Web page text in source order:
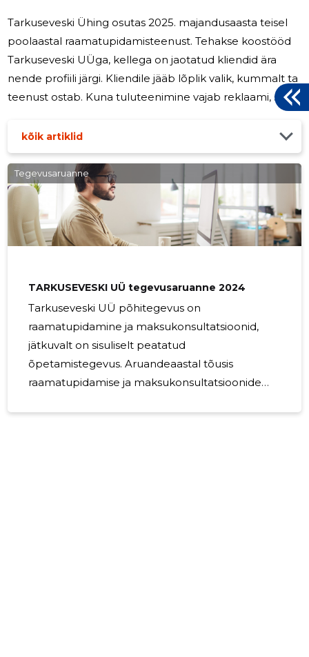
Tarkuseveski Ühing osutas 2025. majandusaasta teisel
poolaastal raamatupidamisteenust. Tehakse koostööd
Tarkuseveski UÜga, kellega on jaotatud kliendid ära
nende profiili järgi. Kliendile jääb lõplik valik, kummalt ta
teenust ostab. Kuna tuluteenimine vajab reklaami, siis
jannotults.ee. Tulumaks peeti kinni vastavalt seaduses
ettenähtud korrale. Tegevust kavatsetakse jätkata
tulude teenimisel samas ettevõtlusvaldkonnas ning
vajadusel ka annetuste või sihtfinantseeringute
kogumisega, kui saadakse veendumus ja kindlus, et on
võimalik
kõik artiklid
Tegevusaruanne
TARKUSEVESKI UÜ tegevusaruanne 2024
Tarkuseveski UÜ põhitegevus on
raamatupidamine ja maksukonsultatsioonid,
jätkuvalt on sisuliselt peatatud
õpetamistegevus. Aruandeaastal tõusis
raamatupidamise ja maksukonsultatsioonide